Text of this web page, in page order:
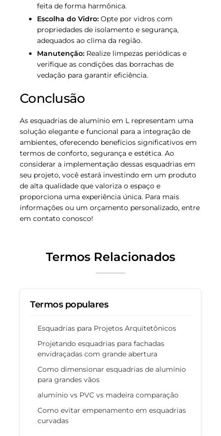
feita de forma harmônica.
Escolha do Vidro: Opte por vidros com
propriedades de isolamento e segurança,
adequados ao clima da região.
Manutenção: Realize limpezas periódicas e
verifique as condições das borrachas de
vedação para garantir eficiência.
Conclusão
As esquadrias de alumínio em L representam uma
solução elegante e funcional para a integração de
ambientes, oferecendo benefícios significativos em
termos de conforto, segurança e estética. Ao
considerar a implementação dessas esquadrias em
seu projeto, você estará investindo em um produto
de alta qualidade que valoriza o espaço e
proporciona uma experiência única. Para mais
informações ou um orçamento personalizado, entre
em contato conosco!
Termos Relacionados
Termos populares
Esquadrias para Projetos Arquitetônicos
Projetando esquadrias para fachadas
envidraçadas com grande abertura
Como dimensionar esquadrias de alumínio
para grandes vãos
alumínio vs PVC vs madeira comparação
Como evitar empenamento em esquadrias
curvadas